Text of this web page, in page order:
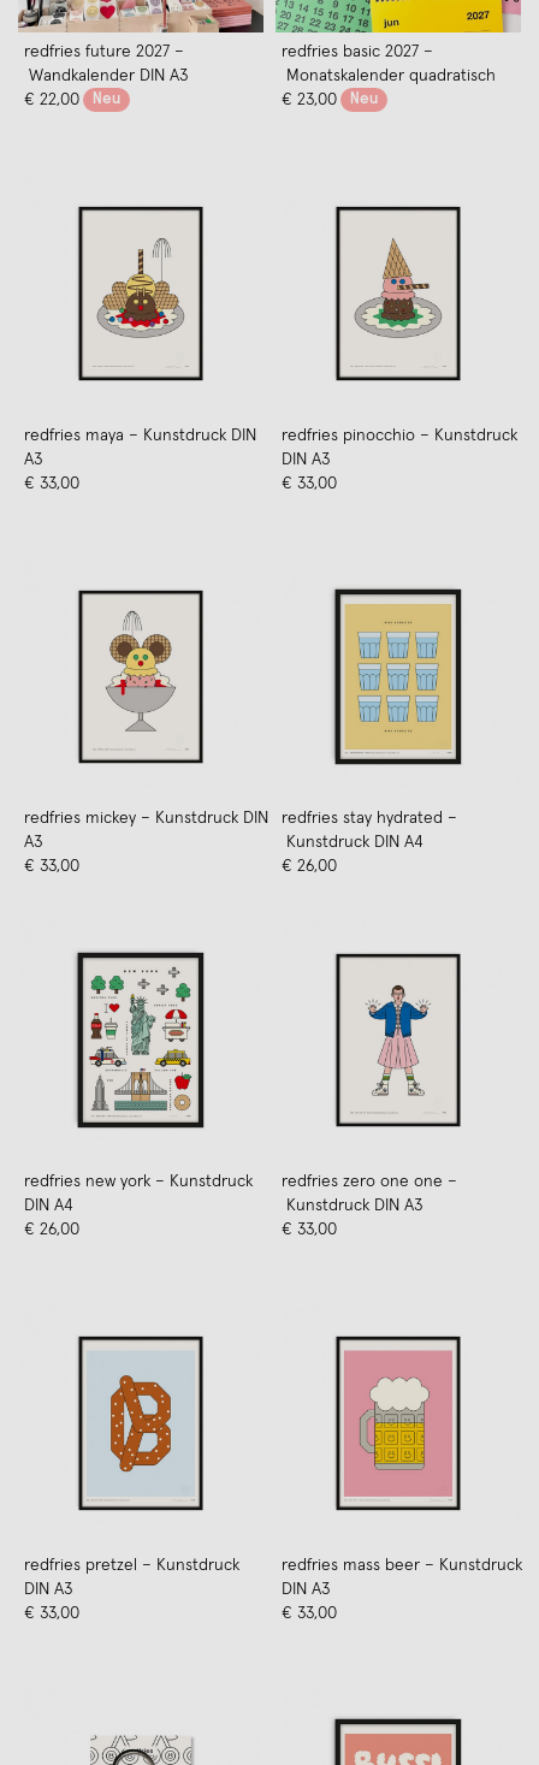
redfries future 2027 –
Wandkalender DIN A3
€ 22,00
Neu
redfries basic 2027 –
Monatskalender quadratisch
€ 23,00
Neu
redfries maya – Kunstdruck DIN
A3
€ 33,00
redfries pinocchio – Kunstdruck
DIN A3
€ 33,00
redfries mickey – Kunstdruck DIN
A3
€ 33,00
redfries stay hydrated –
Kunstdruck DIN A4
€ 26,00
redfries new york – Kunstdruck
DIN A4
€ 26,00
redfries zero one one –
Kunstdruck DIN A3
€ 33,00
redfries pretzel – Kunstdruck
DIN A3
€ 33,00
redfries mass beer – Kunstdruck
DIN A3
€ 33,00